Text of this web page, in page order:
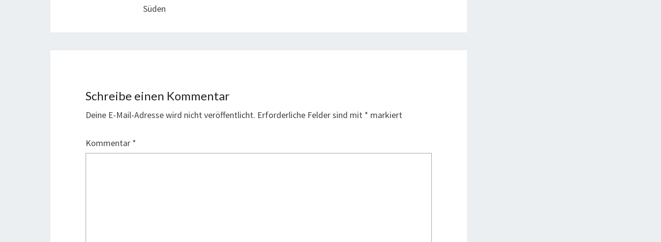
Süden
Schreibe einen Kommentar
Deine E-Mail-Adresse wird nicht veröffentlicht. Erforderliche Felder sind mit * markiert
Kommentar *